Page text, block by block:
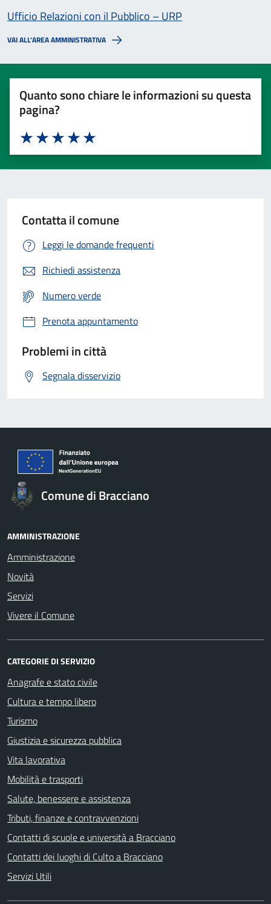
Ufficio Relazioni con il Pubblico – URP
VAI ALL’AREA AMMINISTRATIVA
Quanto sono chiare le informazioni su questa
pagina?
Valuta 5 stelle su 5
Valuta 4 stelle su 5
Valuta 3 stelle su 5
Valuta 2 stelle su 5
Valuta 1 stelle su 5
Contatta il comune
Leggi le domande frequenti
Richiedi assistenza
Numero verde
Prenota appuntamento
Problemi in città
Segnala disservizio
Comune di Bracciano
AMMINISTRAZIONE
Amministrazione
Novità
Servizi
Vivere il Comune
CATEGORIE DI SERVIZIO
Anagrafe e stato civile
Cultura e tempo libero
Turismo
Giustizia e sicurezza pubblica
Vita lavorativa
Mobilità e trasporti
Salute, benessere e assistenza
Tributi, finanze e contravvenzioni
Contatti di scuole e università a Bracciano
Contatti dei luoghi di Culto a Bracciano
Servizi Utili